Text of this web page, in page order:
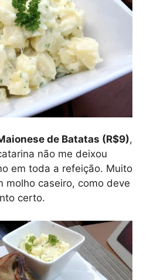
de Batatas (R$9),
não me deixou
em toda a refeição. Muito
molho caseiro, como deve
certo.